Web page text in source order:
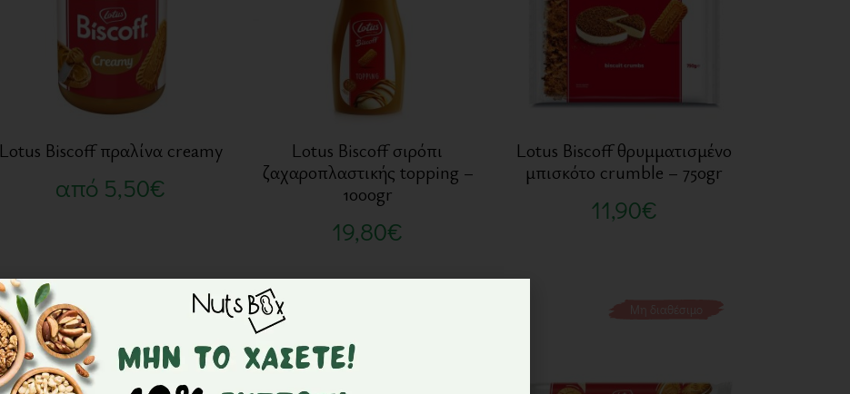
Lotus Biscoff πραλίνα creamy
από 5,50€
Lotus Biscoff σιρόπι
ζαχαροπλαστικής topping –
1000gr
19,80€
Lotus Biscoff θρυμματισμένο
μπισκότο crumble – 750gr
11,90€
Μη διαθέσιμο